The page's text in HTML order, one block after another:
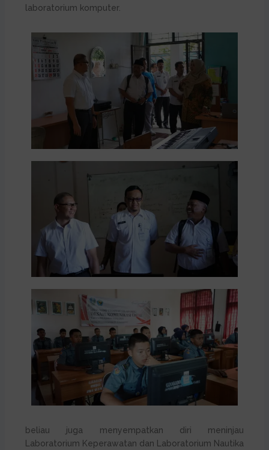
laboratorium komputer.
beliau juga menyempatkan diri meninjau
Laboratorium Keperawatan dan Laboratorium Nautika